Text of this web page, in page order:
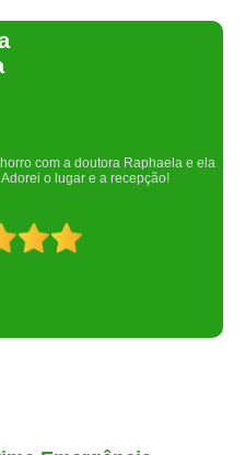
grata pelo que fizeram por nós!